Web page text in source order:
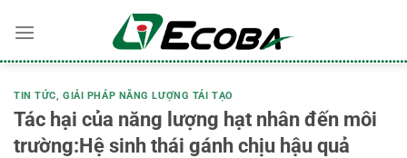
qua
nội
TIN TỨC,GIẢI PHÁP NĂNG LƯỢNG TÁI TẠO
Tác hại của năng lượng hạt nhân đến môi
trường:Hệ sinh thái gánh chịu hậu quả